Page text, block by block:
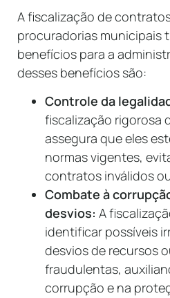
A fiscalização de
procuradorias municipais
benefícios para a
desses benefícios são:
Controle da
fiscalização rigorosa
assegura que eles
normas vigentes,
contratos inválidos
Combate à
desvios: A
identificar possíveis
desvios de recursos
fraudulentas,
corrupção e na